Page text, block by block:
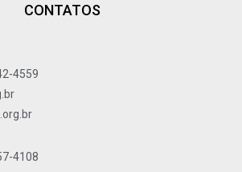
CONTATOS
4559
4108